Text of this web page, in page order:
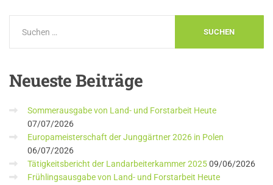
NeuesteBeiträge
Sommerausgabe von Land- und Forstarbeit Heute
07/07/2026
Europameisterschaft der Junggärtner 2026 in Polen
06/07/2026
Tätigkeitsbericht der Landarbeiterkammer 202509/06/2026
Frühlingsausgabe von Land- und Forstarbeit Heute